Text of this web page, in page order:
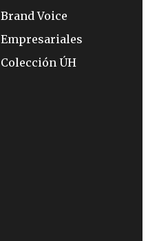
Brand Voice
Empresariales
Colección ÚH